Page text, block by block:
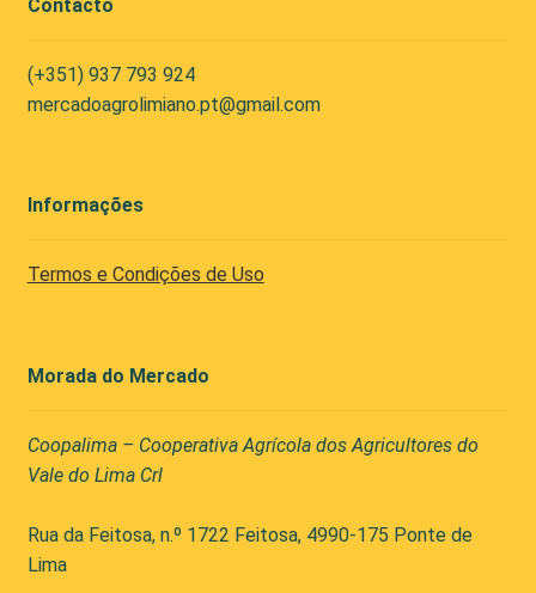
Contacto
(+351) 937 793 924
mercadoagrolimiano.pt@gmail.com
Informações
Termos e Condições de Uso
Morada do Mercado
Coopalima – Cooperativa Agrícola dos Agricultores do
Vale do Lima Crl
Rua da Feitosa, n.º 1722 Feitosa, 4990-175 Ponte de
Lima